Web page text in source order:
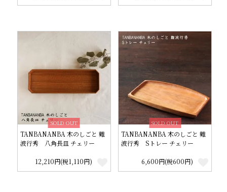
SOLD OUT
TANBANANBA 木のしごと 難
波行秀 八角長皿 チェリー
12,210円(税1,110円)
SOLD OUT
TANBANANBA 木のしごと 難
波行秀 Sトレー チェリー
6,600円(税600円)